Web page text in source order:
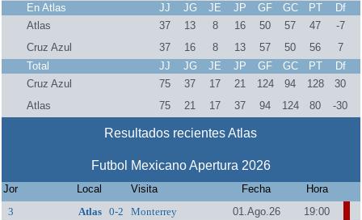
En Atlas
JJ JG JE JP GF GC PT
Df
Atlas
37 13 8 16 50 57 47
-7
Cruz Azul
37 16 8 13 57 50 56
7
Total
JJ JG JE JP GF GC PT
Df
Cruz Azul
75 37 17 21 124 94 128
30
Atlas
75 21 17 37 94 124 80 -30
Resultados recientes Atlas
Futbol Mexicano Apertura 2026
Jor Local Visita Fecha
Hora
3
Atlas 0-2 Monterrey 01.Ago.26
19:00